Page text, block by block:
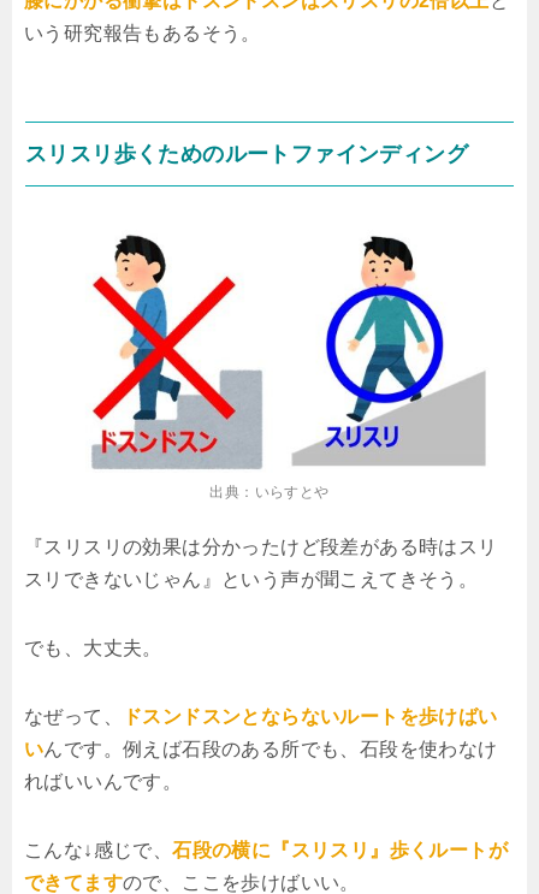
いう研究報告もあるそう。
スリスリ歩くためのルートファインディング
出典：いらすとや
『スリスリの効果は分かったけど段差がある時はスリ
スリできないじゃん』という声が聞こえてきそう。
でも、大丈夫。
なぜって、
ドスンドスンとならないルートを歩けばい
いんです。例えば石段のある所でも、石段を使わなけ
ればいいんです。
こんな↓感じで、石段の横に『スリスリ』歩くルートが
できてますので、ここを歩けばいい。